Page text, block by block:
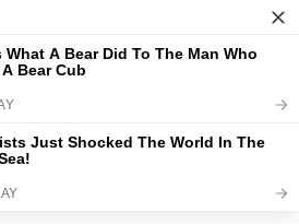
v
starý mrazák, ale
věcička. Ohlídejte